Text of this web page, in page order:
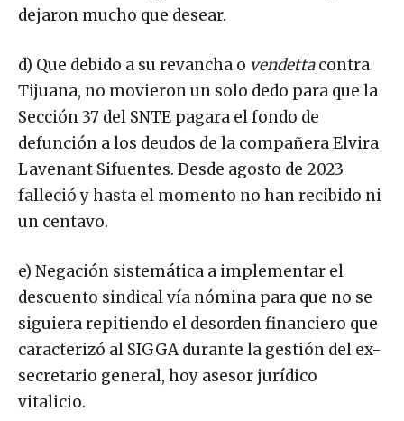
dejaron mucho que desear.
d) Que debido a su revancha o vendettacontra
Tijuana, no movieron un solo dedo para que la
Sección 37 del SNTE pagara el fondo de
defunción a los deudos de la compañera Elvira
Lavenant Sifuentes. Desde agosto de 2023
falleció y hasta el momento no han recibido ni
un centavo.
e) Negación sistemática a implementar el
descuento sindical vía nómina para que no se
siguiera repitiendo el desorden financiero que
caracterizó al SIGGA durante la gestión del ex-
secretario general, hoy asesor jurídico
vitalicio.